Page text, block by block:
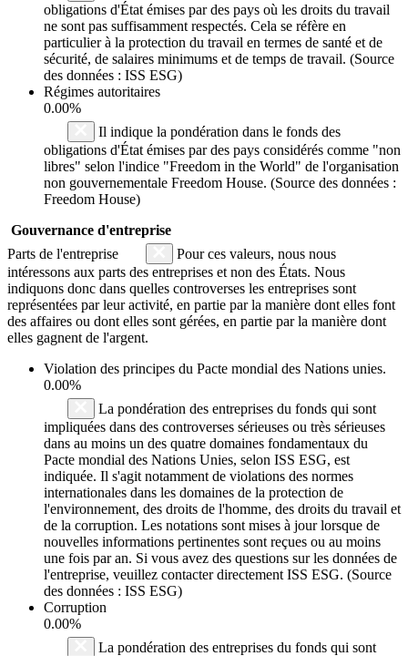
obligations d'État émises par des pays où les droits du travail
ne sont pas suffisamment respectés. Cela se réfère en
particulier à la protection du travail en termes de santé et de
sécurité, de salaires minimums et de temps de travail. (Source
des données : ISS ESG)
Régimes autoritaires
0.00%
Il indique la pondération dans le fonds des
obligations d'État émises par des pays considérés comme "non
libres" selon l'indice "Freedom in the World" de l'organisation
non gouvernementale Freedom House. (Source des données :
Freedom House)
Gouvernance d'entreprise
Parts de l'entreprise
Pour ces valeurs, nous nous
intéressons aux parts des entreprises et non des États. Nous
indiquons donc dans quelles controverses les entreprises sont
représentées par leur activité, en partie par la manière dont elles font
des affaires ou dont elles sont gérées, en partie par la manière dont
elles gagnent de l'argent.
Violation des principes du Pacte mondial des Nations unies.
0.00%
La pondération des entreprises du fonds qui sont
impliquées dans des controverses sérieuses ou très sérieuses
dans au moins un des quatre domaines fondamentaux du
Pacte mondial des Nations Unies, selon ISS ESG, est
indiquée. Il s'agit notamment de violations des normes
internationales dans les domaines de la protection de
l'environnement, des droits de l'homme, des droits du travail et
de la corruption. Les notations sont mises à jour lorsque de
nouvelles informations pertinentes sont reçues ou au moins
une fois par an. Si vous avez des questions sur les données de
l'entreprise, veuillez contacter directement ISS ESG. (Source
des données : ISS ESG)
Corruption
0.00%
La pondération des entreprises du fonds qui sont